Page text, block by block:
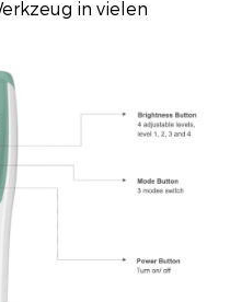
in vielen